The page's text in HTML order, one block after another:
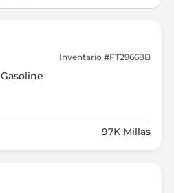
Inventario #FT29668B
Gasoline
97K Millas